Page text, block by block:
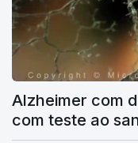
Alzheimer com
com teste ao